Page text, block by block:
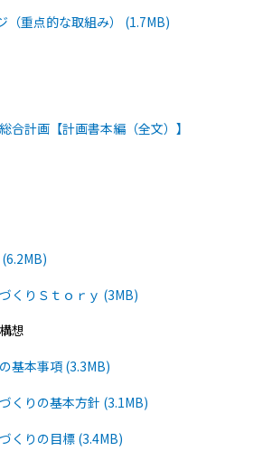
（重点的な取組み） (1.7MB)
合計画【計画書本編（全文）】
くりＳｔｏｒｙ (3MB)
想
基本事項 (3.3MB)
くりの基本方針 (3.1MB)
くりの目標 (3.4MB)